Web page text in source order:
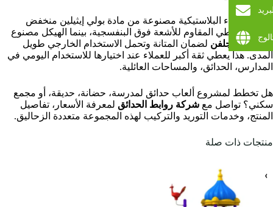
جميع الأجزاء البلاستيكية مصنوعة من مادة بولي إيثيلين منخفض
الكثافة الخطي المقاوم للأشعة فوق البنفسجية، بينما الهيكل مصنوع
من حديد مجلفن لضمان المتانة وتحمل الاستخدام الخارجي طويل
المدى. هذا يعطي ثقة أكبر للعملاء عند اختيارها للاستخدام اليومي في
المدارس، الحدائق، والمساحات العائلية.
هل تخطط لمشروع ألعاب حدائق لمدرسة، حضانة، حديقة، أو مجمع
سكني؟ تواصل مع شركة روابط الحدائق لمعرفة الأسعار، تفاصيل
المنتج، وخدمات التوريد والتركيب لهذه المجموعة متعددة الزحاليق.
منتجات ذات صلة